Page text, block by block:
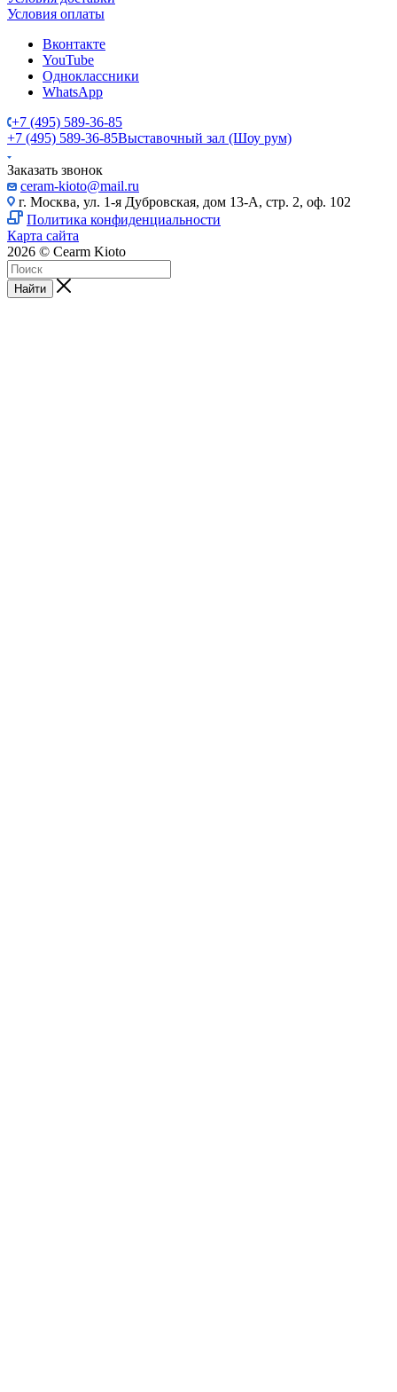
Условия оплаты
Вконтакте
YouTube
Одноклассники
WhatsApp
+7 (495) 589-36-85
+7 (495) 589-36-85Выставочный зал (Шоу рум)
Заказать звонок
ceram-kioto@mail.ru
г. Москва, ул. 1-я Дубровская, дом 13-А, стр. 2, оф. 102
Политика конфиденциальности
Карта сайта
2026 © Cearm Kioto
Найти